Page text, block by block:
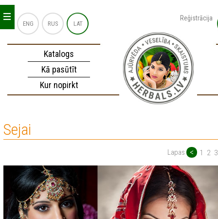
ENG RUS LAT
Reģistrācija
Katalogs
Kā pasūtīt
Kur nopirkt
_
_
_
Sejai
Lapas < 1 2 3